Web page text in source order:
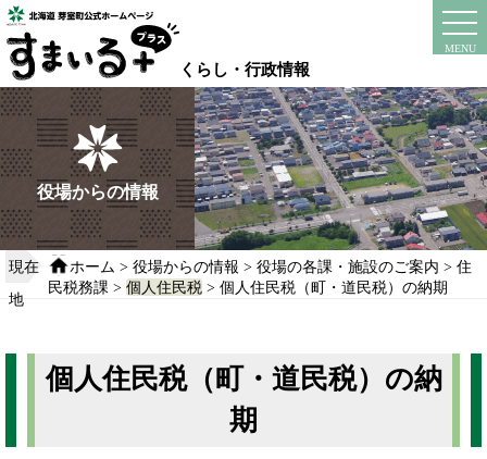
本
文
へ
移
動
る
くらし・行政情報
MENU
instagram
役場からの情報
現在
地
ホーム >役場からの情報 >役場の各課・施設のご案内 >住
民税務課 >個人住民税 > 個人住民税（町・道民税）の納期
個人住民税（町・道民税）の納
期